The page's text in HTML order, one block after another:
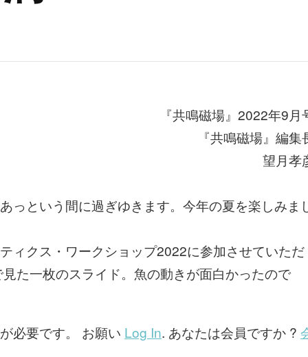
『共鳴磁場』2022年9月
『共鳴磁場』編集
望月孝
という間に過ぎゆきます。今年の夏を楽しみま
クス・ワークショップ2022に参加させていただ
た一枚のスライド。魚の動きが面白かったので
必要です。 お願い Log In. あなたは会員ですか ?